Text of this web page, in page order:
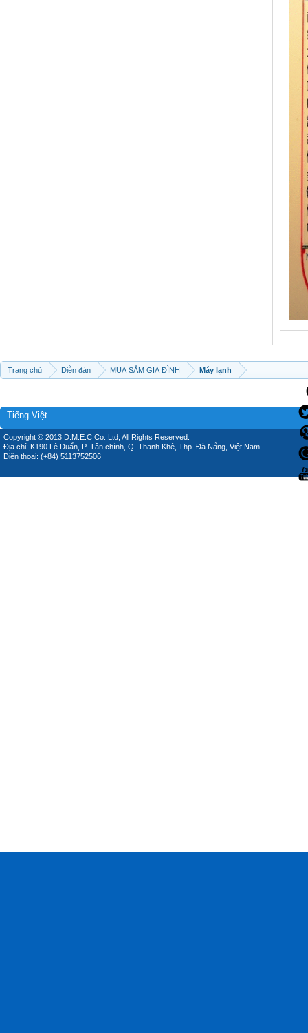
Trang chủ Diễn đàn MUA SẮM GIA ĐÌNH Máy lạnh
Tiếng Việt
Copyright © 2013 D.M.E.C Co.,Ltd, All Rights Reserved.
Địa chỉ: K190 Lê Duẩn, P. Tân chính, Q. Thanh Khê, Thp. Đà Nẵng, Việt Nam.
Điện thoại: (+84) 5113752506